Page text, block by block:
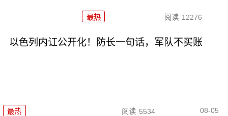
最热 阅读 12276
以色列内讧公开化！防长一句话，军队不买账
最热 阅读 5534 08-05